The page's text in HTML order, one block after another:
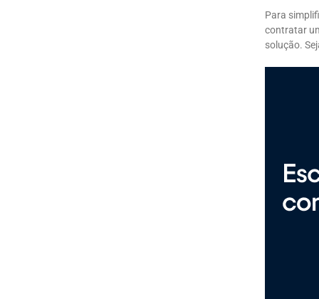
Para
contratar
solução.